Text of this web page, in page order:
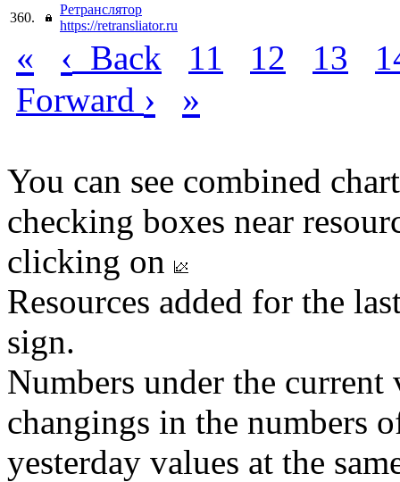
360.
Ретранслятор
https://retransliator.ru
« ‹ Back 11 12 13
Forward › »
You can see combined
checking boxes near
clicking on
Resources added for the
sign.
Numbers under the
changings in the numbers
yesterday values at the